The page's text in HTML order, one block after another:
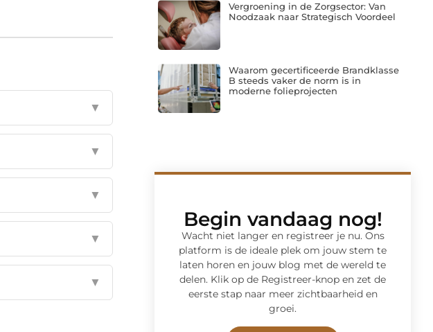
▼
▼
▼
▼
▼
Vergroening in de Zorgsector: Van
Noodzaak naar Strategisch Voordeel
Waarom gecertificeerde Brandklasse
B steeds vaker de norm is in
moderne folieprojecten
Begin vandaag nog!
Wacht niet langer en registreer je nu. Ons
platform is de ideale plek om jouw stem te
laten horen en jouw blog met de wereld te
delen. Klik op de Registreer-knop en zet de
eerste stap naar meer zichtbaarheid en
groei.